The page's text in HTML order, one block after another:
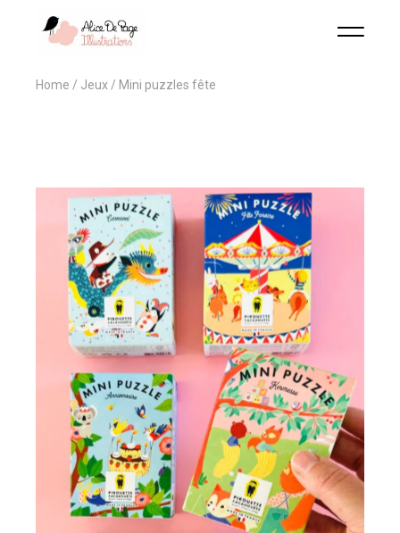
Home Jeux Mini puzzles fête